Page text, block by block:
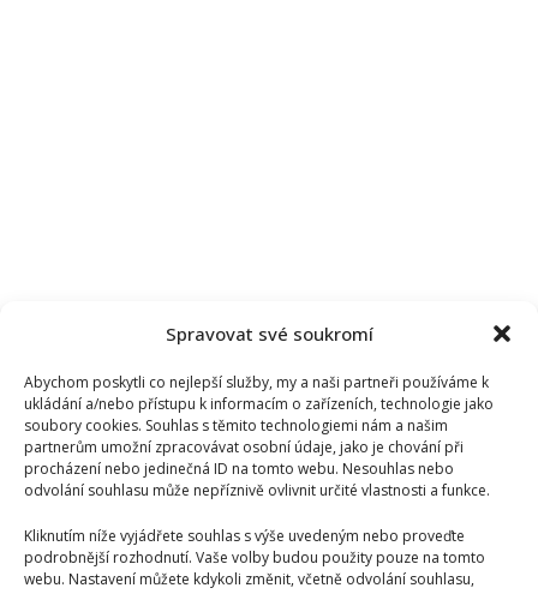
Spravovat své soukromí
Abychom poskytli co nejlepší služby, my a naši partneři používáme k
ukládání a/nebo přístupu k informacím o zařízeních, technologie jako
soubory cookies. Souhlas s těmito technologiemi nám a našim
partnerům umožní zpracovávat osobní údaje, jako je chování při
procházení nebo jedinečná ID na tomto webu. Nesouhlas nebo
odvolání souhlasu může nepříznivě ovlivnit určité vlastnosti a funkce.
Kliknutím níže vyjádřete souhlas s výše uvedeným nebo proveďte
podrobnější rozhodnutí. Vaše volby budou použity pouze na tomto
webu. Nastavení můžete kdykoli změnit, včetně odvolání souhlasu,